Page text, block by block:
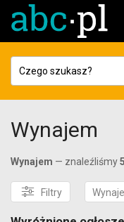
Wynajem
Wynajem — znaleźliśmy
Filtry